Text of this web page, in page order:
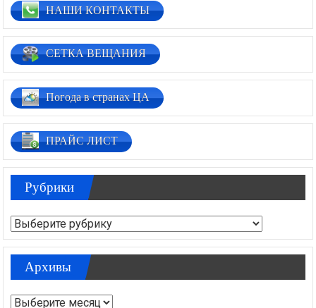
НАШИ КОНТАКТЫ
СЕТКА ВЕЩАНИЯ
Погода в странах ЦА
ПРАЙС ЛИСТ
Рубрики
Рубрики
Архивы
Архивы